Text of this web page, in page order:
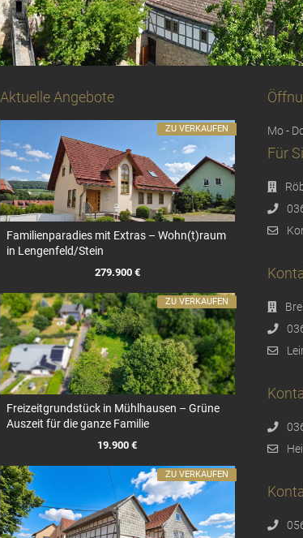
Aktuelle Angebote
Familienparadies mit Extras – Wohn(t)raum
in Lengenfeld/Stein
279.900 €
ZU VERKAUFEN
Freizeitgrundstück in Mühlhausen – Grüne
Auszeit für die ganze Familie
19.900 €
ZU VERKAUFEN
ZU VERKAUFEN
Mo -
Für